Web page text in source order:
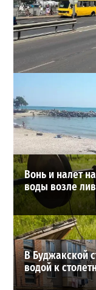
движения: что
08-08-2026 в 09:29
ВИБОР РЕДАКЦИИ
Вонь и налет
воды возле
В Буджакской
водой к